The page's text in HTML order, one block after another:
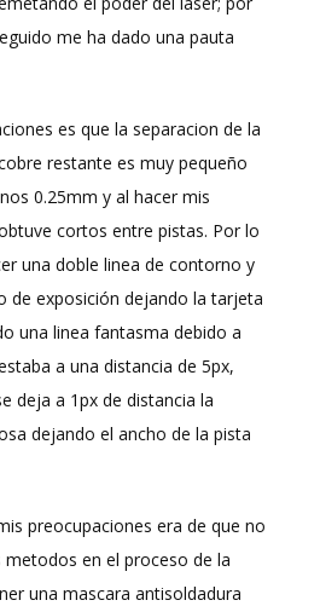
me ha dado una pauta
es que la separacion de la
restante es muy pequeño
0.25mm y al hacer mis
cortos entre pistas. Por lo
una doble linea de contorno y
de exposición dejando la tarjeta
una linea fantasma debido a
a una distancia de 5px,
deja a 1px de distancia la
dejando el ancho de la pista
preocupaciones era de que no
metodos en el proceso de la
una mascara antisoldadura